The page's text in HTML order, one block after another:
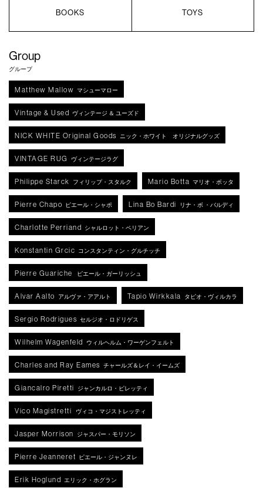
BOOKS TOYS
Group
グループ
Matthew Mallow マシューマロー
Vintage & Used ヴィンテージ ＆ ユーズド
NICK WHITE Original Goods ニック・ホワイト オリジナルグッズ
VINTAGE RUG ヴィンテージラグ
Philippe Starck フィリップ・スタルク Mario Botta マリオ・ボッタ
Pierre Chapo ピエール・シャポ Lina Bo Bardi リナ・ボ ・バルディ
Charlotte Perriand シャルロット・ペリアン
Konstantin Grcic コンスタンティン・グルチッチ
Pierre Guariche ピエール・ガーリッシュ
Alvar Aalto アルヴァ・アアルト Tapio Wirkkala タピオ・ヴィルカラ
Sergio Rodrigues セルジオ・ロドリゲス
Wilhelm Wagenfeld ウィルヘルム・ワーゲンフェルト
Charles and Ray Eames チャールズ＆レイ・イームズ
Giancalro Piretti ジャンカルロ・ピレッティ
Vico Magistretti ヴィコ・マジストレッティ
Jasper Morrison ジャスパー・モリソン
Pierre Jeanneret ピエール・ジャンヌレ
Erik Hoglund エリック・ホグラン